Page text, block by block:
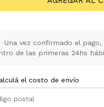
Una vez confirmado el
de las primeras 24hs
el costo de envío